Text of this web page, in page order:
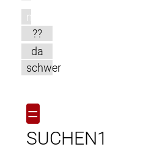
m
??
da
schwer
=
SUCHEN1